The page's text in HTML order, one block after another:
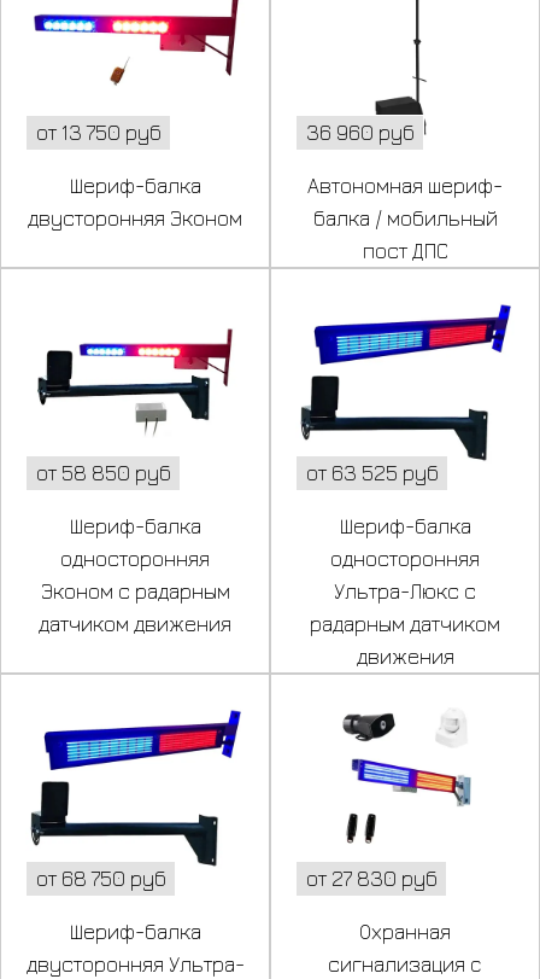
от 13 750 руб
Шериф-балка
двусторонняя Эконом
36 960 руб
Автономная шериф-
балка / мобильный
пост ДПС
от 58 850 руб
Шериф-балка
односторонняя
Эконом с радарным
датчиком движения
от 63 525 руб
Шериф-балка
односторонняя
Ультра-Люкс с
радарным датчиком
движения
от 68 750 руб
Шериф-балка
двусторонняя Ультра-
от 27 830 руб
Охранная
сигнализация c